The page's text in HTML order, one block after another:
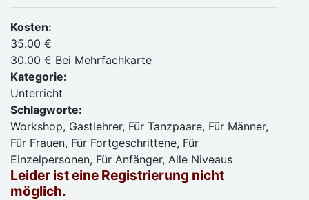
Kosten:
35.00 €
30.00 € Bei Mehrfachkarte
Kategorie:
Unterricht
Schlagworte:
Workshop, Gastlehrer, Für Tanzpaare, Für Männer,
Für Frauen, Für Fortgeschrittene, Für
Einzelpersonen, Für Anfänger, Alle Niveaus
Leider ist eine Registrierung nicht
möglich.